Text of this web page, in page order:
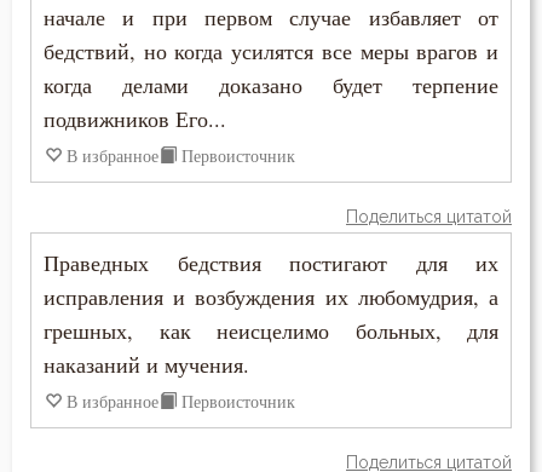
Клятва
Колдовство
Кощунство
Крест
Крещение
Крещение Господне
Феогност
Феодор Студит
Феодор Эдесский
Феолипт Филадельфийский
Феофан Затворник
Феофил Антиохийский
Феофилакт Болгарский
начале и при первом случае избавляет от
бедствий, но когда усилятся все меры врагов и
когда делами доказано будет терпение
подвижников Его...
В избранное Первоисточник
Поделиться цитатой
Праведных бедствия постигают для их
исправления и возбуждения их любомудрия, а
грешных, как неисцелимо больных, для
наказаний и мучения.
В избранное Первоисточник
Поделиться цитатой